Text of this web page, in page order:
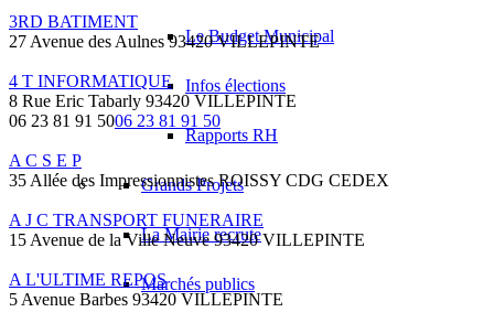
Le Budget Municipal
Infos élections
Rapports RH
Grands Projets
La Mairie recrute
Marchés publics
3RD BATIMENT
27 Avenue des Aulnes 93420 VILLEPINTE
4 T INFORMATIQUE
8 Rue Eric Tabarly 93420 VILLEPINTE
06 23 81 91 5006 23 81 91 50
A C S E P
35 Allée des Impressionnistes ROISSY CDG CEDEX
A J C TRANSPORT FUNERAIRE
15 Avenue de la Ville Neuve 93420 VILLEPINTE
A L'ULTIME REPOS
5 Avenue Barbes 93420 VILLEPINTE